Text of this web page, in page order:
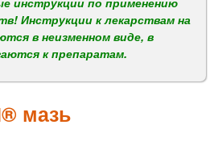
Инструкции к лекарствам на
в неизменном виде, в
к препаратам.
мазь